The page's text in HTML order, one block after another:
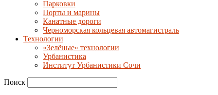
Парковки
Порты и марины
Канатные дороги
Черноморская кольцевая автомагистраль
Технологии
«Зелёные» технологии
Урбанистика
Институт Урбанистики Сочи
Поиск